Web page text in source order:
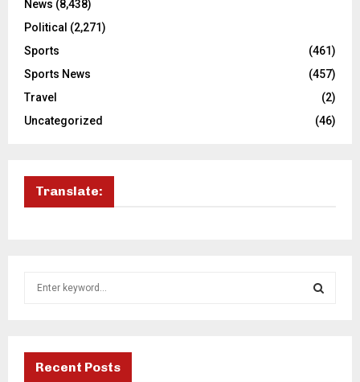
News (8,438)
Political (2,271)
Sports
(461)
Sports News
(457)
Travel
(2)
Uncategorized
(46)
Translate:
Recent Posts